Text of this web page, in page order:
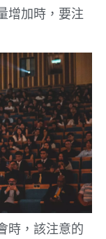
增加時，要注
時，該注意的